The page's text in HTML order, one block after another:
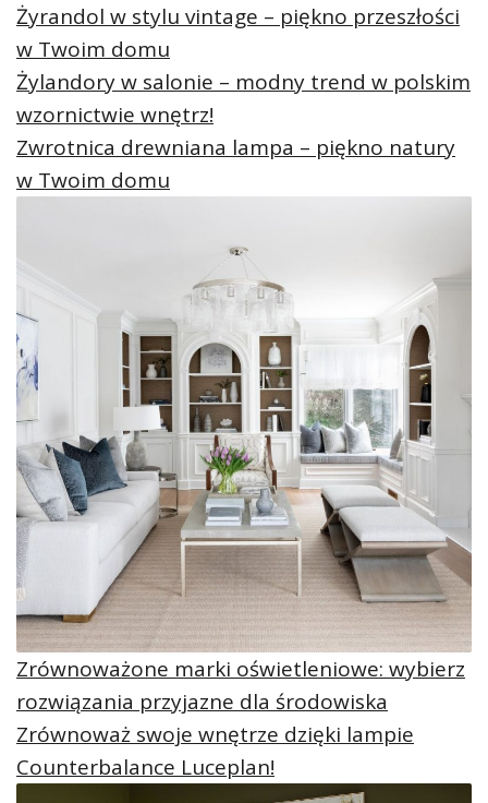
Żyrandol w stylu vintage – piękno przeszłości
w Twoim domu
Żylandory w salonie – modny trend w polskim
wzornictwie wnętrz!
Zwrotnica drewniana lampa – piękno natury
w Twoim domu
Zrównoważone marki oświetleniowe: wybierz
rozwiązania przyjazne dla środowiska
Zrównoważ swoje wnętrze dzięki lampie
Counterbalance Luceplan!